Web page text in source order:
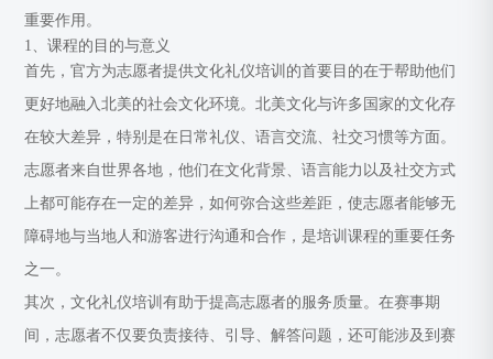
重要作用。
1、课程的目的与意义
首先，官方为志愿者提供文化礼仪培训的首要目的在于帮助他们
更好地融入北美的社会文化环境。北美文化与许多国家的文化存
在较大差异，特别是在日常礼仪、语言交流、社交习惯等方面。
志愿者来自世界各地，他们在文化背景、语言能力以及社交方式
上都可能存在一定的差异，如何弥合这些差距，使志愿者能够无
障碍地与当地人和游客进行沟通和合作，是培训课程的重要任务
之一。
其次，文化礼仪培训有助于提高志愿者的服务质量。在赛事期
间，志愿者不仅要负责接待、引导、解答问题，还可能涉及到赛